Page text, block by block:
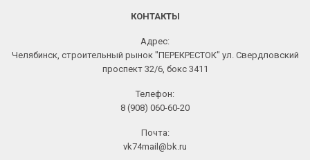
КОНТАКТЫ
Адрес:
Челябинск, строительный рынок "ПЕРЕКРЕСТОК" ул. Свердловский
проспект 32/6, бокс 3411
Телефон:
8 (908) 060-60-20
Почта:
vk74mail@bk.ru